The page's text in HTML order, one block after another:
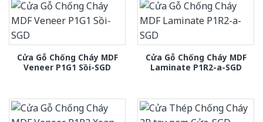
Cửa Gỗ Chống Cháy MDF
Veneer P1G1 Sồi-SGD
Cửa Gỗ Chống Cháy MDF
Laminate P1R2-a-SGD